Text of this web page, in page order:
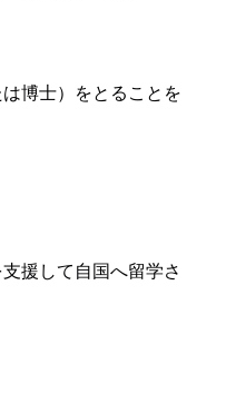
博士）をとることを
援して自国へ留学さ